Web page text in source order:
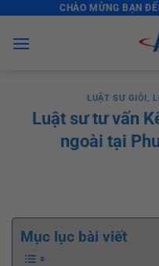
content
CHÀO MỪNG BẠN
LUẬT SƯ GIỎI,
Luật sư tư vấn
ngoài tại
Mục lục bài viết